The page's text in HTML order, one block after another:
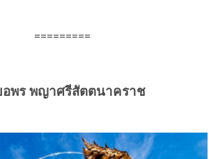
=========
พรพญาศรีสัตตนาคราช